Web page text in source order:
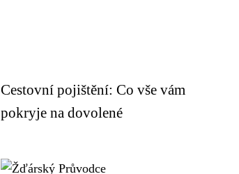
Cestovní pojištění: Co vše vám
pokryje na dovolené